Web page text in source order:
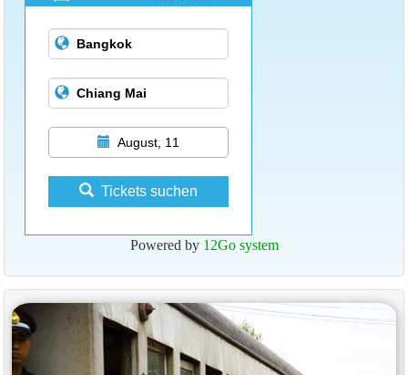
August, 11
Tickets suchen
Powered by 12Go system